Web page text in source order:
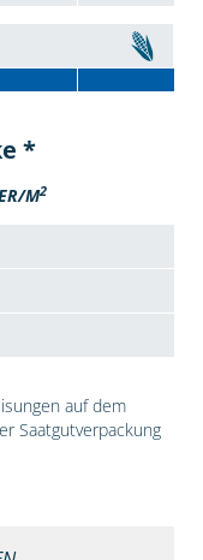
*
M2
auf dem
Saatgutverpackung